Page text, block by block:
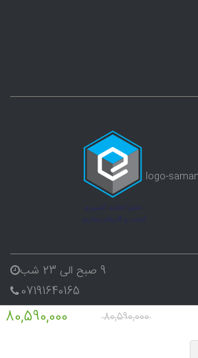
80,590,000
80,590,000
9 صبح الی 23 شب
07191640165
09338282656